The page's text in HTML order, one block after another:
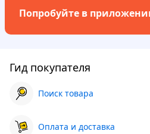
Попробуйте в
Гид покупателя
Поиск товара
Оплата и доставка